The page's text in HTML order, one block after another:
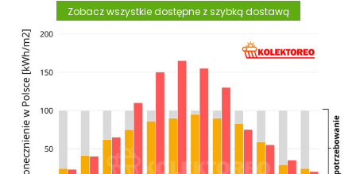
Zobacz wszystkie dostępne z szybką dostawą